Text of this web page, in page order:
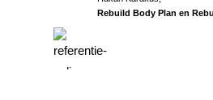
Rebuild Body Plan en